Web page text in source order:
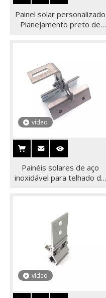
Painel solar personalizado
Planejamento preto de
vídeo
Painéis solares de aço
inoxidável para telhado de
vídeo